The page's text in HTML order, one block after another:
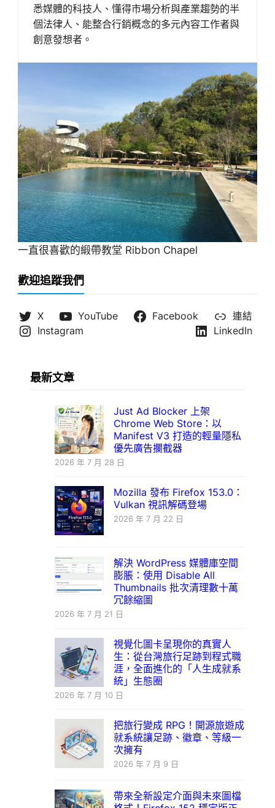
悉媒體的科技人、懂得市場分析與產業趨勢的半
個法律人、能整合行銷概念的多元內容工作者與
創意發想者。
一直很喜歡的緞帶教堂 Ribbon Chapel
歡迎追蹤我們
X YouTube Facebook
連結
Instagram
LinkedIn
最新文章
Just Ad Blocker 上架
Chrome Web Store：以
Manifest V3 打造的輕量隱私
優先廣告攔截器
2026 年 7 月 28 日
Mozilla 發布 Firefox 153.0：
Vulkan 視訊解碼登場
2026 年 7 月 22 日
解決 WordPress 媒體庫空間
膨脹：使用 Disable All
Thumbnails 批次清理數十萬
冗餘縮圖
2026 年 7 月 21 日
視覺化圖卡呈現你的真實人
生：從台灣旅行足跡到程式職
涯，全面進化的「人生成就系
統」生態圈
2026 年 7 月 10 日
把旅行變成 RPG！開源旅遊成
就系統讓足跡、徽章、等級一
次擁有
2026 年 7 月 9 日
帶來全新設定介面與未來圖檔